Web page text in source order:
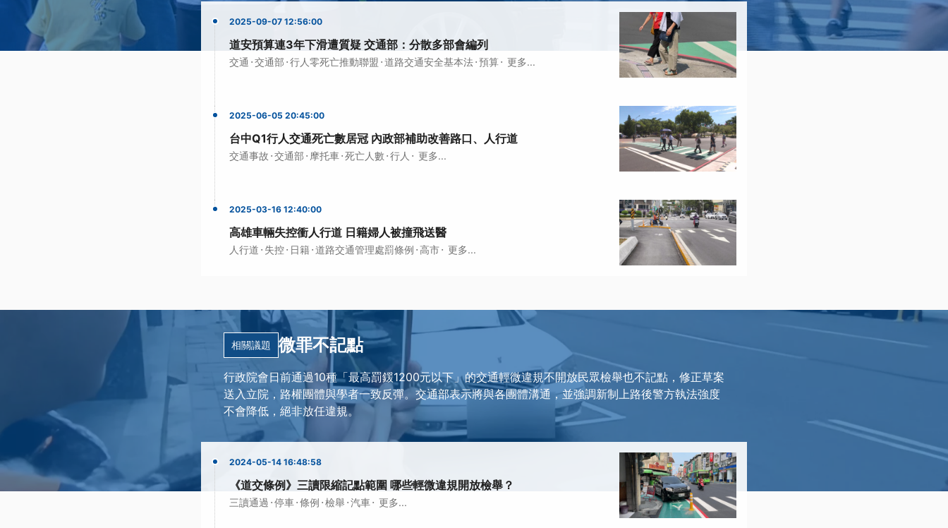
2025-09-07 12:56:00
道安預算連3年下滑遭質疑 交通部：分散多部會編列
交通 ·交通部 ·行人零死亡推動聯盟 ·道路交通安全基本法·預算· 更多...
2025-06-05 20:45:00
台中Q1行人交通死亡數居冠 內政部補助改善路口、人行道
交通事故 ·交通部 · 摩托車·死亡人數 ·行人 · 更多...
2025-03-16 12:40:00
高雄車輛失控衝人行道 日籍婦人被撞飛送醫
人行道 · 失控· 日籍·道路交通管理處罰條例 · 高市· 更多...
相關議題 微罪不記點
行政院會日前通過10種「最高罰鍰1200元以下」的交通輕微違規不開放民眾檢舉也不記點，修正草案
送入立院，路權團體與學者一致反彈。交通部表示將與各團體溝通，並強調新制上路後警方執法強度
不會降低，絕非放任違規。
2024-05-14 16:48:58
《道交條例》三讀限縮記點範圍 哪些輕微違規開放檢舉？
三讀通過 ·停車·條例 ·檢舉 ·汽車· 更多...